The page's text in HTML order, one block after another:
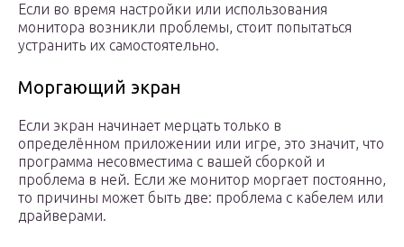
Если во время настройки или использования
монитора возникли проблемы, стоит попытаться
устранить их самостоятельно.
Моргающий экран
Если экран начинает мерцать только в
определённом приложении или игре, это значит, что
программа несовместима с вашей сборкой и
проблема в ней. Если же монитор моргает постоянно,
то причины может быть две: проблема с кабелем или
драйверами.